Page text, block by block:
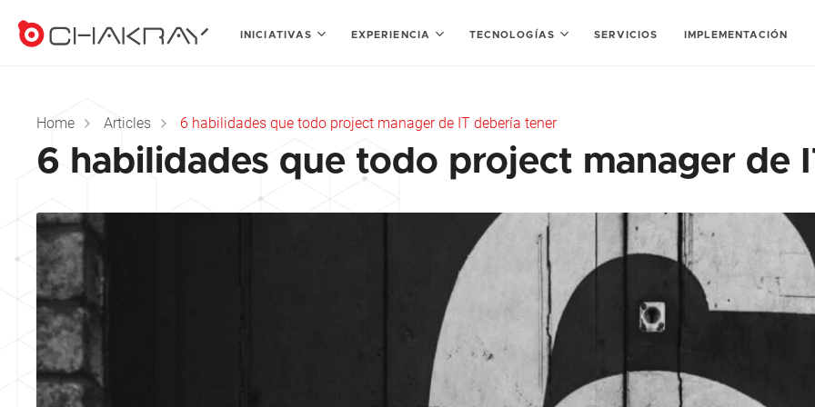
INICIATIVAS EXPERIENCIA TECNOLOGÍAS SERVICIOS IMPLEMENTACIÓN
Home Articles 6 habilidades que todo project manager de IT debería tener
6 habilidades que todo project manager de